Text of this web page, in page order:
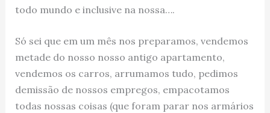
todo mundo e inclusive na nossa….
Só sei que em um mês nos preparamos, vendemos
metade do nosso nosso antigo apartamento,
vendemos os carros, arrumamos tudo, pedimos
demissão de nossos empregos, empacotamos
todas nossas coisas (que foram parar nos armários